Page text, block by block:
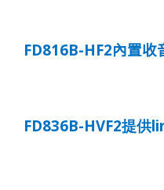
FD816B-HF2內置收
FD836B-HVF2提供